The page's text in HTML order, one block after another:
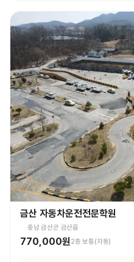
금산 자동차운전전문학원
충남 금산군 금산읍
770,000원2종 보통(자동)